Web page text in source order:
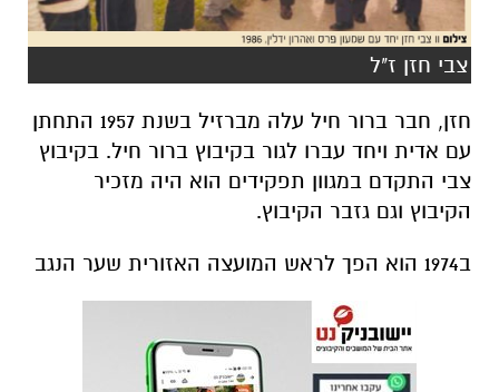
צבי חזן ז"ל
חזן, חבר ברור חיל עלה מברזיל בשנת 1957 התחתן
עם אדית ויחד עברו לגור בקיבוץ ברור חיל. בקיבוץ
צבי התקדם במגוון תפקידים הוא היה מזכיר
הקיבוץ וגם גזבר הקיבוץ.
ב1974 הוא הפך לראש המועצה האזורית שער הנגב